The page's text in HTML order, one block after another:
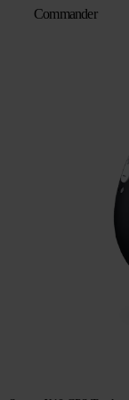
initial
Commander